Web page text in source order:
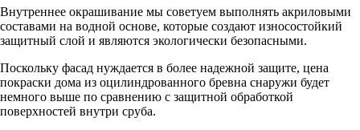
Внутреннее окрашивание мы советуем выполнять акриловыми
составами на водной основе, которые создают износостойкий
защитный слой и являются экологически безопасными.
Поскольку фасад нуждается в более надежной защите, цена
покраски дома из оцилиндрованного бревна снаружи будет
немного выше по сравнению с защитной обработкой
поверхностей внутри сруба.